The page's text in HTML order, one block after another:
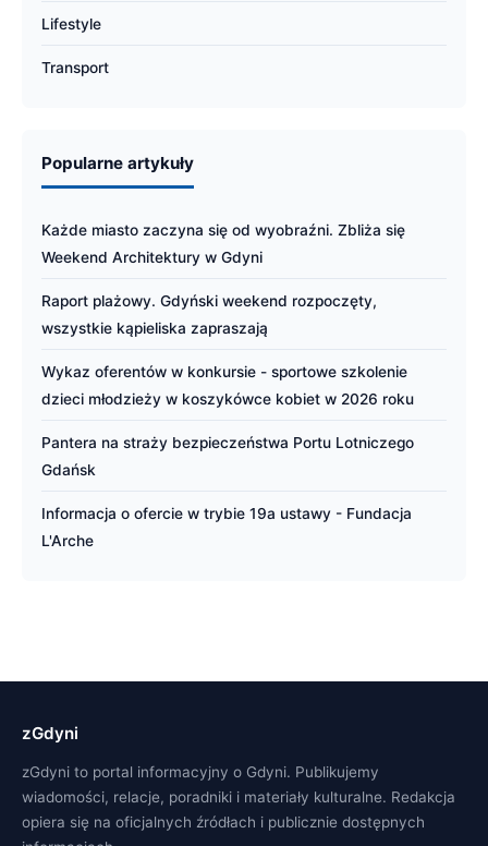
Lifestyle
Transport
Popularne artykuły
Każde miasto zaczyna się od wyobraźni. Zbliża się
Weekend Architektury w Gdyni
Raport plażowy. Gdyński weekend rozpoczęty,
wszystkie kąpieliska zapraszają
Wykaz oferentów w konkursie - sportowe szkolenie
dzieci młodzieży w koszykówce kobiet w 2026 roku
Pantera na straży bezpieczeństwa Portu Lotniczego
Gdańsk
Informacja o ofercie w trybie 19a ustawy - Fundacja
L'Arche
zGdyni
zGdyni to portal informacyjny o Gdyni. Publikujemy
wiadomości, relacje, poradniki i materiały kulturalne. Redakcja
opiera się na oficjalnych źródłach i publicznie dostępnych